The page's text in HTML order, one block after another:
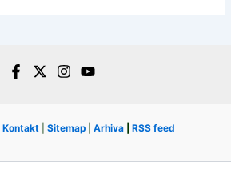
Kontakt Sitemap Arhiva RSS feed